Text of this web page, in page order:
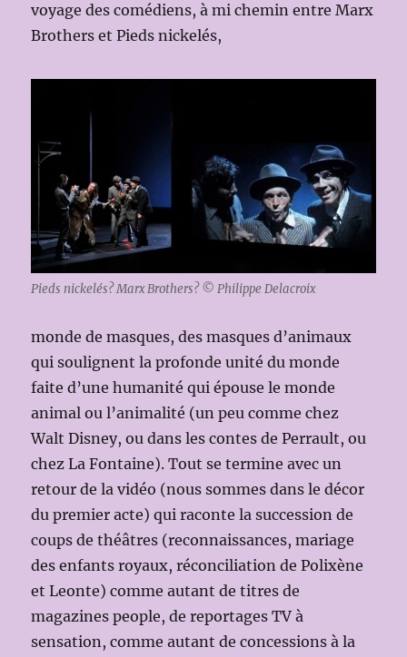
voyage des comédiens, à mi chemin entre Marx
Brothers et Pieds nickelés,
Pieds nickelés? Marx Brothers? © Philippe Delacroix
monde de masques, des masques d’animaux
qui soulignent la profonde unité du monde
faite d’une humanité qui épouse le monde
animal ou l’animalité (un peu comme chez
Walt Disney, ou dans les contes de Perrault, ou
chez La Fontaine). Tout se termine avec un
retour de la vidéo (nous sommes dans le décor
du premier acte) qui raconte la succession de
coups de théâtres (reconnaissances, mariage
des enfants royaux, réconciliation de Polixène
et Leonte) comme autant de titres de
magazines people, de reportages TV à
sensation, comme autant de concessions à la